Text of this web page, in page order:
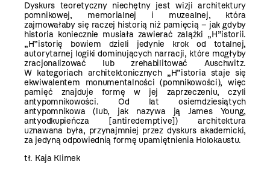
Dyskurs teoretyczny niechętny jest wizji architektury
pomnikowej, memorialnej i muzealnej, która
zajmowałaby się raczej historią niż pamięcią – jak gdyby
historia koniecznie musiała zawierać zalążki „H”istorii.
„H”istorię bowiem dzieli jedynie krok od totalnej,
autorytarnej logiki dominujących narracji, które mogłyby
zracjonalizować lub zrehabilitować Auschwitz.
W kategoriach architektonicznych „H”istoria staje się
ekwiwalentem monumentalności (pomnikowości), więc
pamięć znajduje formę w jej zaprzeczeniu, czyli
antypomnikowości. Od lat osiemdziesiątych
antypomnikowa (lub, jak nazywa ją James Young,
antyodkupieńcza [antiredemptive]) architektura
uznawana była, przynajmniej przez dyskurs akademicki,
za jedyną odpowiednią formę upamiętnienia Holokaustu.
tł. Kaja Klimek